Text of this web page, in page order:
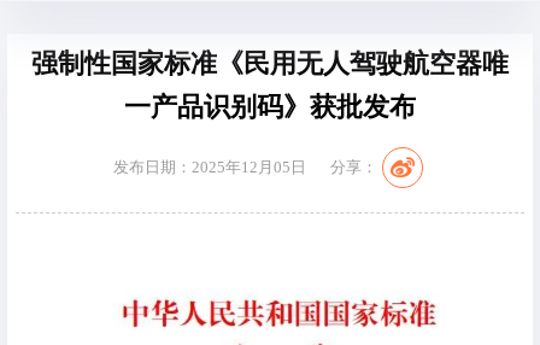
强制性国家标准《民用无人驾驶航空器唯
一产品识别码》获批发布
发布日期：2025年12月05日 分享：